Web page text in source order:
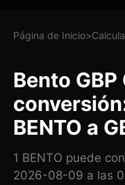
Página de Inicio>
Bento
BENTO a
1 BENTO puede
2026-08-09 a las